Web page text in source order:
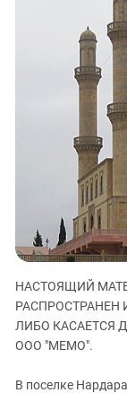
Ингушетия
Кабардино-
Карачаево-
Краснодарский
Нагорный Карабах
Российская
Ростовская
Северная Осетия -
СКФО
Ставропольский
Чечня
НАСТОЯЩИЙ
ЛИБО КАСАЕТСЯ
ООО "МЕМО".
В поселке